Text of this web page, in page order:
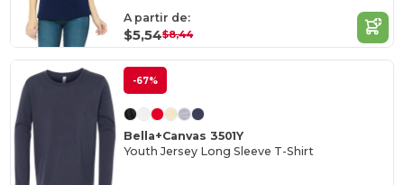
A partir de:
$5,54$8,44
-67%
Bella+Canvas 3501Y
Youth Jersey Long Sleeve T-Shirt